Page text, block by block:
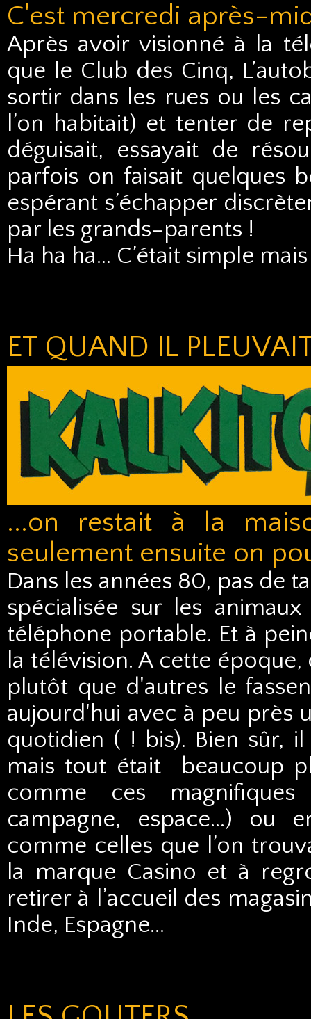
C'est mercredi après-
Après avoir visionné à la
que le Club des Cinq,
sortir dans les rues ou les
l’on habitait) et tenter de
déguisait, essayait de
parfois on faisait quelques
espérant s’échapper
par les grands-parents !
Ha ha ha… C’était simple
ET QUAND IL
...on restait à la
seulement ensuite on
Dans les années 80, pas de
spécialisée sur les
téléphone portable. Et à
la télévision. A cette
plutôt que d'autres le
aujourd'hui avec à peu près
quotidien ( ! bis). Bien sûr,
mais tout était beaucoup
comme ces
campagne, espace…) ou
comme celles que l’on
la marque Casino et à
retirer à l’accueil des
Inde, Espagne…